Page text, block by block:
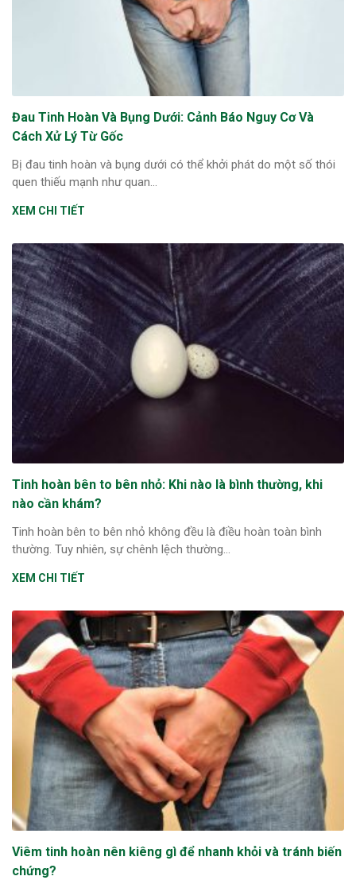
Sau Sinh Có Tự Khỏi
Thông Tin Cần Biết
sau sinh là tình trạng viêm da
của chị em trở nên khô...
Đau Tinh Hoàn Và Bụng Dưới: Cảnh Báo Nguy Cơ Và
Cách Xử Lý Từ Gốc
Bị đau tinh hoàn và bụng dưới có thể khởi phát do một số thói
quen thiếu mạnh như quan...
XEM CHI TIẾT
Tinh hoàn bên to bên nhỏ: Khi nào là bình thường, khi
nào cần khám?
Tinh hoàn bên to bên nhỏ không đều là điều hoàn toàn bình
thường. Tuy nhiên, sự chênh lệch thường...
XEM CHI TIẾT
Viêm tinh hoàn nên kiêng gì để nhanh khỏi và tránh biến
chứng?